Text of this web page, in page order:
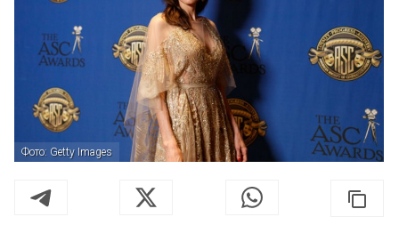
Фото: Getty Images